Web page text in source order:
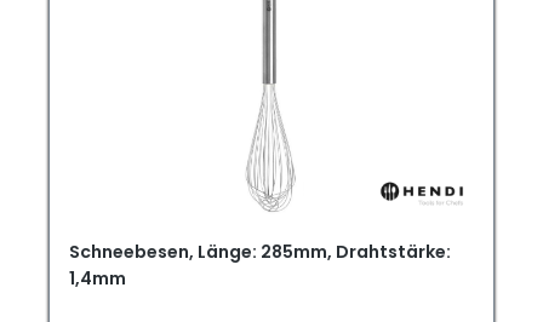
Schneebesen, Länge: 285mm, Drahtstärke:
1,4mm